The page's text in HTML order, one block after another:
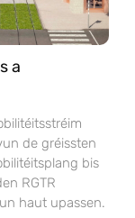
a
de gréissten
bis
RGTR
haut upassen.